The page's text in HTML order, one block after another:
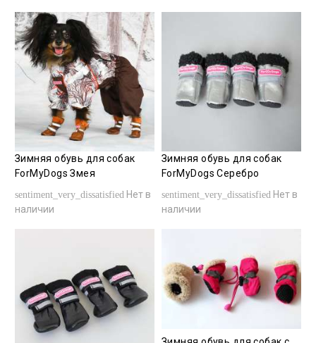
Зимняя обувь для собак
ForMyDogs Змея
sentiment_very_dissatisfied Нет в
наличии
Зимняя обувь для собак
ForMyDogs Серебро
sentiment_very_dissatisfied Нет в
наличии